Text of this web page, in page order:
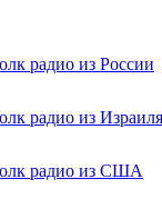
радио из России
радио из Израиля
радио из США